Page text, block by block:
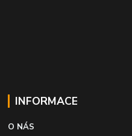
INFORMACE
O NÁS